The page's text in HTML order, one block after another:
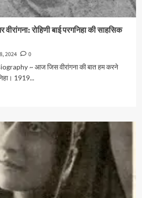
रोहिणी बाई परगनिहा की साहसिक
2024
0
~ आज जिस वीरांगना की बात हम करने
1919...